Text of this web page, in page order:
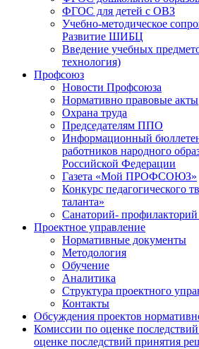
ФГОС для детей с ОВЗ
Учебно-методическое
Развитие ШИБЦ
Введение учебных
технология)
Профсоюз
Новости Профсоюза
Нормативно правовые акты
Охрана труда
Председателям ППО
Информационный
работников народного
Российской Федерации
Газета «Мой ПРОФСОЮЗ»
Конкурс педагогического
таланта»
Санаторий-
Проектное управление
Нормативные документы
Методология
Обучение
Аналитика
Структура проектного
Контакты
Обсуждения проектов
Комиссии по оценке
оценке последствий принятия